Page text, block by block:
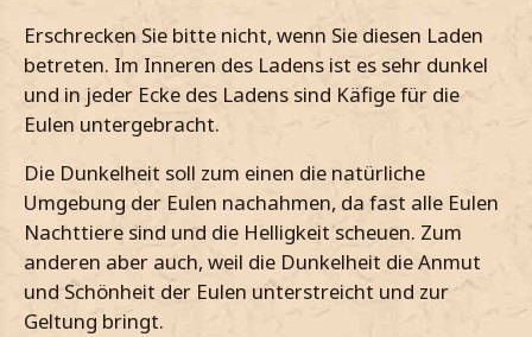
Erschrecken Sie bitte nicht, wenn Sie diesen Laden
betreten. Im Inneren des Ladens ist es sehr dunkel
und in jeder Ecke des Ladens sind Käfige für die
Eulen untergebracht.
Die Dunkelheit soll zum einen die natürliche
Umgebung der Eulen nachahmen, da fast alle Eulen
Nachttiere sind und die Helligkeit scheuen. Zum
anderen aber auch, weil die Dunkelheit die Anmut
und Schönheit der Eulen unterstreicht und zur
Geltung bringt.